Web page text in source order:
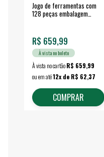
Jogo de ferramentas com
128 peças embalagem
R$ 659,99
À vista no boleto
À vista no cartãoR$ 659,99
ou em até12x de R$ 62,37
COMPRAR